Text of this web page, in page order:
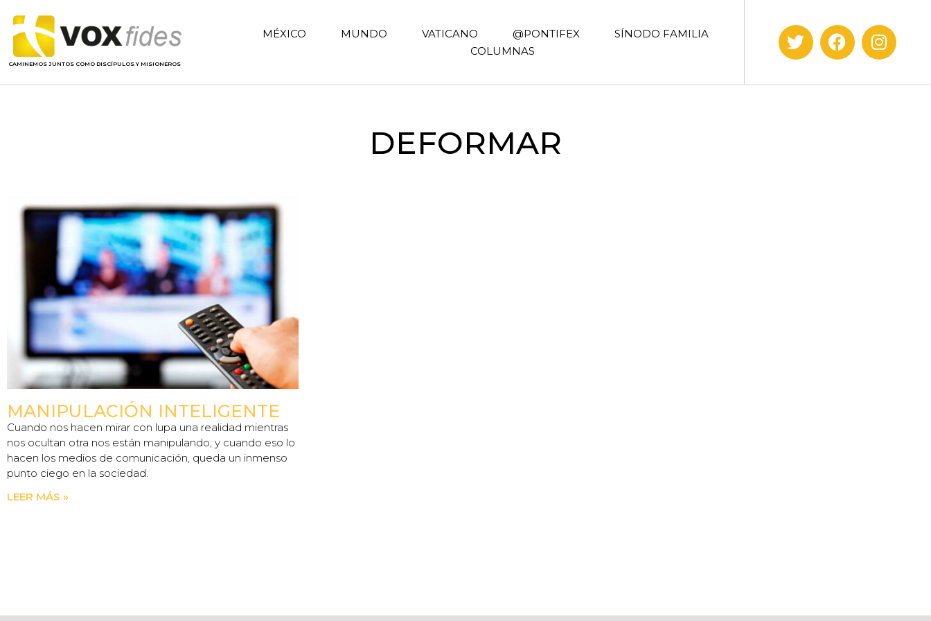
CAMINEMOS JUNTOS COMO DISCÍPULOS Y MISIONEROS
MÉXICO MUNDO VATICANO @PONTIFEX
SÍNODO FAMILIA
COLUMNAS
DEFORMAR
MANIPULACIÓN INTELIGENTE
Cuando nos hacen mirar con lupa una realidad mientras
nos ocultan otra nos están manipulando, y cuando eso lo
hacen los medios de comunicación, queda un inmenso
punto ciego en la sociedad.
LEER MÁS »